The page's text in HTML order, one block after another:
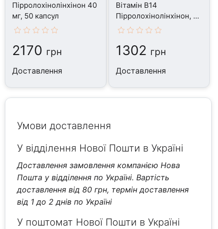
Пірролохінолінхінон 40
мг, 50 капсул
2170 грн
Доставлення
Вітамін B14
Пірролохінолінхінон, 30
капсул
1302 грн
Доставлення
Умови доставлення
У відділення Нової Пошти в Україні
Доставлення замовлення компанією Нова
Пошта у відділення по Україні. Вартість
доставлення від 80 грн, термін доставлення
від 1 до 2 днів по Україні
У поштомат Нової Пошти в Україні